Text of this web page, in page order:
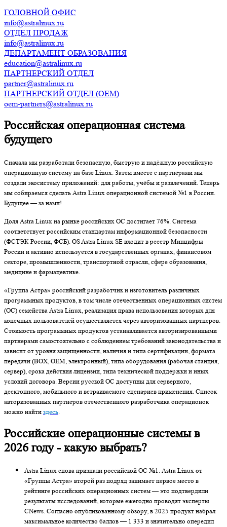
ГОЛОВНОЙ ОФИС
info@astralinux.ru
ОТДЕЛ ПРОДАЖ
info@astralinux.ru
ДЕПАРТАМЕНТ ОБРАЗОВАНИЯ
education@astralinux.ru
ПАРТНЕРCКИЙ ОТДЕЛ
partner@astralinux.ru
ПАРТНЕРСКИЙ ОТДЕЛ (OEM)
oem-partners@astralinux.ru
Российская операционная система
будущего
Сначала мы разработали безопасную, быструю и надёжную российскую
операционную систему на базе Linux. Затем вместе с партнёрами мы
создали экосистему приложений: для работы, учёбы и развлечений. Теперь
мы собираемся сделать Astra Linux операционной системой №1 в России.
Будущее — за нами!
Доля Astra Linux на рынке российских ОС достигает 76%. Система
соответствует российским стандартам информационной безопасности
(ФСТЭК России, ФСБ). OS Astra Linux SE входит в реестр Минцифры
России и активно используется в государственных органах, финансовом
секторе, промышленности, транспортной отрасли, сфере образования,
медицине и фармацевтике.
«Группа Астра» российский разработчик и изготовитель различных
программных продуктов, в том числе отечественных операционных систем
(ОС) семейства Astra Linux, реализация права использования которых для
конечных пользователей осуществляется через авторизованных партнеров.
Стоимость программных продуктов устанавливается авторизированными
партнерами самостоятельно с соблюдением требований законодательства и
зависит от уровня защищенности, наличия и типа сертификации, формата
передачи (BOX, OEM, электронный), типа оборудования (рабочая станция,
сервер), срока действия лицензии, типа технической поддержки и иных
условий договора. Версии русской ОС доступны для серверного,
десктопного, мобильного и встраиваемого сценариев применения. Список
авторизованных партнеров отечественного разработчика операционок
можно найти здесь.
Российские операционные системы в
2026 году - какую выбрать?
Astra Linux снова признали российской ОС №1. Astra Linux от
«Группы Астра» второй раз подряд занимает первое место в
рейтинге российских операционных систем — это подтвердили
результаты исследований, которые ежегодно проводят эксперты
CNews. Согласно опубликованному обзору, в 2025 продукт набрал
максимальное количество баллов — 1 333 и значительно опередил